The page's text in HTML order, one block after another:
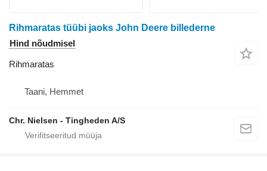
Rihmaratas tüübi jaoks John Deere billederne
Hind nõudmisel
Rihmaratas
Taani, Hemmet
Chr. Nielsen - Tingheden A/S